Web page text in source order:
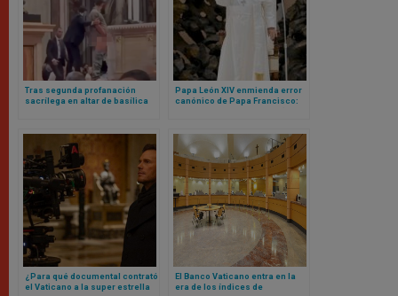
Tras segunda profanación
sacrílega en altar de basílica
Papa León XIV enmienda error
canónico de Papa Francisco:
del Vaticano
¿Para qué documental contrató
el Vaticano a la super estrella
El Banco Vaticano entra en la
era de los índices de